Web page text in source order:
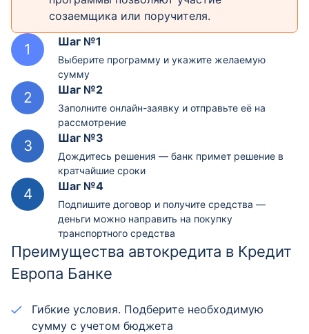
созаемщика или поручителя.
Шаг №1
Выберите программу и укажите желаемую
сумму
Шаг №2
Заполните онлайн-заявку и отправьте её на
рассмотрение
Шаг №3
Дождитесь решения — банк примет решение в
кратчайшие сроки
Шаг №4
Подпишите договор и получите средства —
деньги можно направить на покупку
транспортного средства
Преимущества автокредита в Кредит
Европа Банке
Гибкие условия. Подберите необходимую
сумму с учетом бюджета